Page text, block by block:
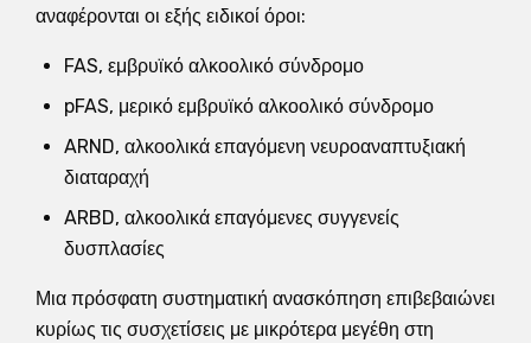
αναφέρονται οι εξής ειδικοί όροι:
FAS, εμβρυϊκό αλκοολικό σύνδρομο
pFAS, μερικό εμβρυϊκό αλκοολικό σύνδρομο
ARND, αλκοολικά επαγόμενη νευροαναπτυξιακή
διαταραχή
ARBD, αλκοολικά επαγόμενες συγγενείς
δυσπλασίες
Μια πρόσφατη συστηματική ανασκόπηση επιβεβαιώνει
κυρίως τις συσχετίσεις με μικρότερα μεγέθη στη